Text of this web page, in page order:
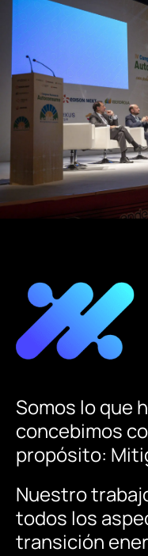
Somos loque
concebimos
propósito:
Nuestro
todos los
transición